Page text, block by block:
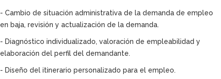
- Cambio de situación administrativa de la demanda de empleo
en baja, revisión y actualización de la demanda.
- Diagnóstico individualizado, valoración de empleabilidad y
elaboración del perfil del demandante.
- Diseño del itinerario personalizado para el empleo.